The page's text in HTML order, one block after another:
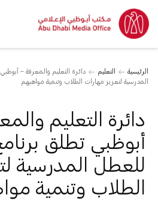
الرئيسية التعليم
دائرة التعليم والمعرفة –
المدرسية لتعزيز مهارات الطلاب وتنمية مواهبهم
دائرة التعليم
أبوظبي تطلق
للعطل المدرسية
الطلاب وتنمية